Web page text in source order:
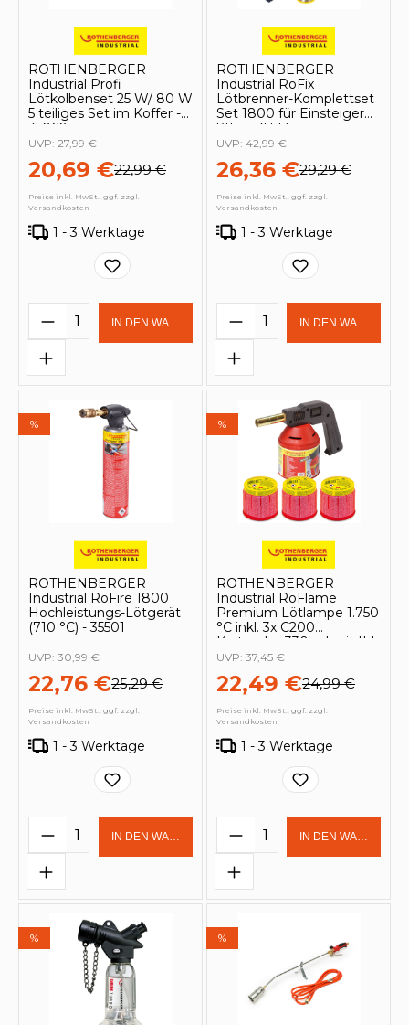
ROTHENBERGER
Industrial Profi
Lötkolbenset 25 W/ 80 W
5 teiliges Set im Koffer -
35060
20,69 €22,99 €
UVP: 27,99 €
Preise inkl. MwSt., ggf. zzgl.
Versandkosten
1 - 3 Werktage
Produkt Anzahl: Gib den
IN DEN WARENKORB
ROTHENBERGER
Industrial RoFix
Lötbrenner-Komplettset
Set 1800 für Einsteiger
7tlg. - 35513
26,36 €29,29 €
UVP: 42,99 €
Preise inkl. MwSt., ggf. zzgl.
Versandkosten
1 - 3 Werktage
Produkt Anzahl:
IN DEN
%
ROTHENBERGER
Industrial RoFire 1800
Hochleistungs-Lötgerät
(710 °C) - 35501
22,76 €25,29 €
UVP: 30,99 €
Preise inkl. MwSt., ggf. zzgl.
Versandkosten
1 - 3 Werktage
Produkt Anzahl: Gib den
IN DEN WARENKORB
%
ROTHENBERGER
Industrial RoFlame
Premium Lötlampe 1.750
°C inkl. 3x C200
Kartusche 330 ml mit ILL
System - 1500004630
22,49 €24,99 €
UVP: 37,45 €
Preise inkl. MwSt., ggf. zzgl.
Versandkosten
1 - 3 Werktage
Produkt Anzahl:
IN DEN
% %